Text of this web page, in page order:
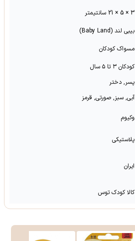
3 × 5 × 21 سانتیمتر
بیبی لند (Baby Land)
مسواک کودکان
کودکان ۳ تا ۵ سال
پسر, دختر
آبی, سبز, صورتی, قرمز
وکیوم
پلاستیکی
ایران
کالا کودک توس